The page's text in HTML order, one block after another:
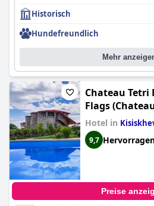
Historisch
Hundefreundlich
Mehr
Chateau Tetri
Flags
თეთრი
Hotel in
9,7
Preise